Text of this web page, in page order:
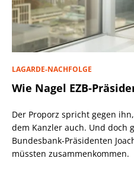
LAGARDE-NACHFOLGE
Wie Nagel EZB-
Der Proporz spricht gegen
dem Kanzler auch. Und doch
Bundesbank-Präsidenten
müssten zusammenkommen.